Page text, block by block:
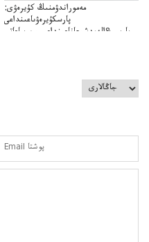
مەموراندۋمنىڭ كۇيرەۋى:
پارسكۇيرەۋىاعىنداعى
پارسى&الەمدشىعاناعىنداعىسىن ساعاتى